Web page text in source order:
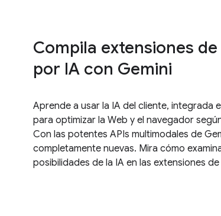
Compila extensiones
por IA con Gemini
Aprende a usar la IA del cliente, integrada
para optimizar la Web y el navegador
Con las potentes APIs multimodales de
completamente nuevas. Mira cómo
posibilidades de la IA en las extensiones